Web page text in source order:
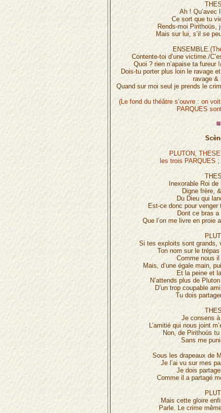
Ah ! Qu’avec
Ce sort que tu
Rends-moi Pirithoüs,
Mais sur lui, s’il se
ENSEMBLE.
Contente-toi d’une victime./
Quoi ? rien n’apaise ta fureur
Dois-tu porter plus loin le ravage
ravage &
Quand sur moi seul je prends le
(Le fond du théâtre s’ouvre : on
PARQUES
PLUTON,
les trois PARQUES
Inexorable Roi
Digne frère,
Du Dieu qui
Est-ce donc pour
Dont ce bras
Que l’on me livre en proie
Si tes exploits sont grands,
Ton nom sur le
Comme nous
Mais, d’une égale main,
Et la peine et
N’attends plus de
D’un trop coupable
Tu dois
Je consens
L’amitié qui nous joint
Non, de Pirithoüs
Sans me
Sous les drapeaux de
Je l’ai vu sur mes
Je dois
Comme il a partagé
Mais cette gloire
Parle. Le crime